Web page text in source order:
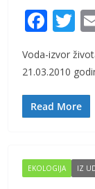
F
e
b
o
k
T
w
er
Voda-izvor
21.03.2010
Read More
EKOLOGIJA IZ